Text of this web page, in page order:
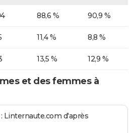
88,6 % 90,9 %
11,4 % 8,8 %
13,5 % 12,9 %
et des femmes à
Linternaute.com d'après